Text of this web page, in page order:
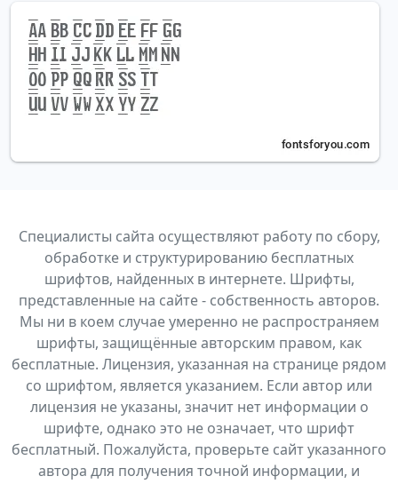
Специалисты сайта осуществляют работу по сбору,
обработке и структурированию бесплатных
шрифтов, найденных в интернете. Шрифты,
представленные на сайте - собственность авторов.
Мы ни в коем случае умеренно не распространяем
шрифты, защищённые авторским правом, как
бесплатные. Лицензия, указанная на странице рядом
со шрифтом, является указанием. Если автор или
лицензия не указаны, значит нет информации о
шрифте, однако это не означает, что шрифт
бесплатный. Пожалуйста, проверьте сайт указанного
автора для получения точной информации, и